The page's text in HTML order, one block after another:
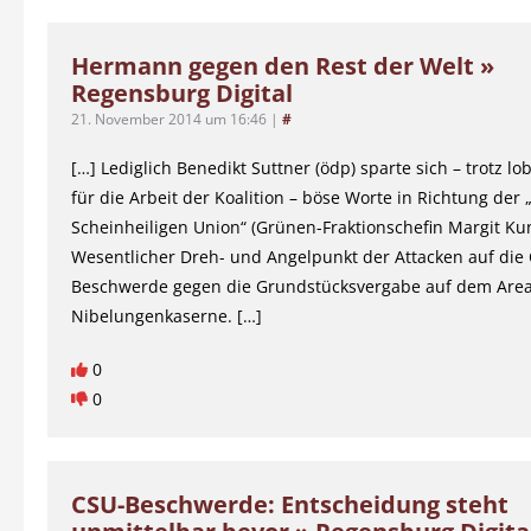
Hermann gegen den Rest der Welt »
Regensburg Digital
21. November 2014 um 16:46 | #
[…] Lediglich Benedikt Suttner (ödp) sparte sich – trotz
für die Arbeit der Koalition – böse Worte in Richtung der
Scheinheiligen Union“ (Grünen-Fraktionschefin Margit
Wesentlicher Dreh- und Angelpunkt der Attacken auf die
Beschwerde gegen die Grundstücksvergabe auf dem
Nibelungenkaserne. […]
0
0
CSU-Beschwerde: Entscheidung steht